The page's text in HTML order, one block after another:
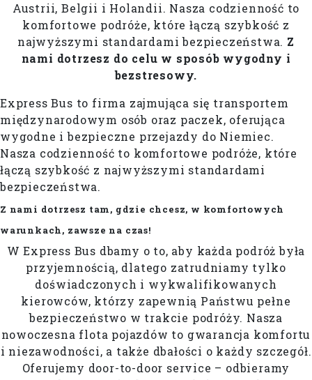
Austrii, Belgii i Holandii. Nasza codzienność to
komfortowe podróże, które łączą szybkość z
najwyższymi standardami bezpieczeństwa. Z
nami dotrzesz do celu w sposób wygodny i
bezstresowy.
Express Bus to firma zajmująca się transportem
międzynarodowym osób oraz paczek, oferująca
wygodne i bezpieczne przejazdy do Niemiec.
Nasza codzienność to komfortowe podróże, które
łączą szybkość z najwyższymi standardami
bezpieczeństwa.
Z nami dotrzesz tam, gdzie chcesz, w komfortowych
warunkach, zawsze na czas!
W Express Bus dbamy o to, aby każda podróż była
przyjemnością, dlatego zatrudniamy tylko
doświadczonych i wykwalifikowanych
kierowców, którzy zapewnią Państwu pełne
bezpieczeństwo w trakcie podróży. Nasza
nowoczesna flota pojazdów to gwarancja komfortu
i niezawodności, a także dbałości o każdy szczegół.
Oferujemy door-to-door service – odbieramy